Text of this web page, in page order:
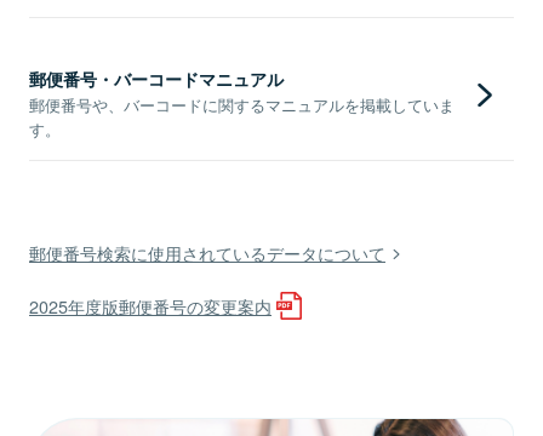
郵便番号・バーコードマニュアル
郵便番号や、バーコードに関するマニュアルを掲載していま
す。
郵便番号検索に使用されているデータについて
2025年度版郵便番号の変更案内